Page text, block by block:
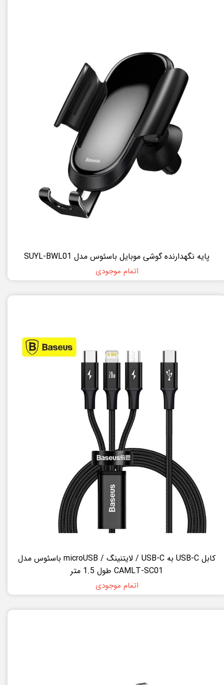
پایه نگهدارنده گوشی موبایل باسئوس مدل SUYL-BWL01
اتمام موجودی
کابل USB-C به USB-C / لایتنینگ / microUSB باسئوس مدل
CAMLT-SC01 طول 1.5 متر
اتمام موجودی